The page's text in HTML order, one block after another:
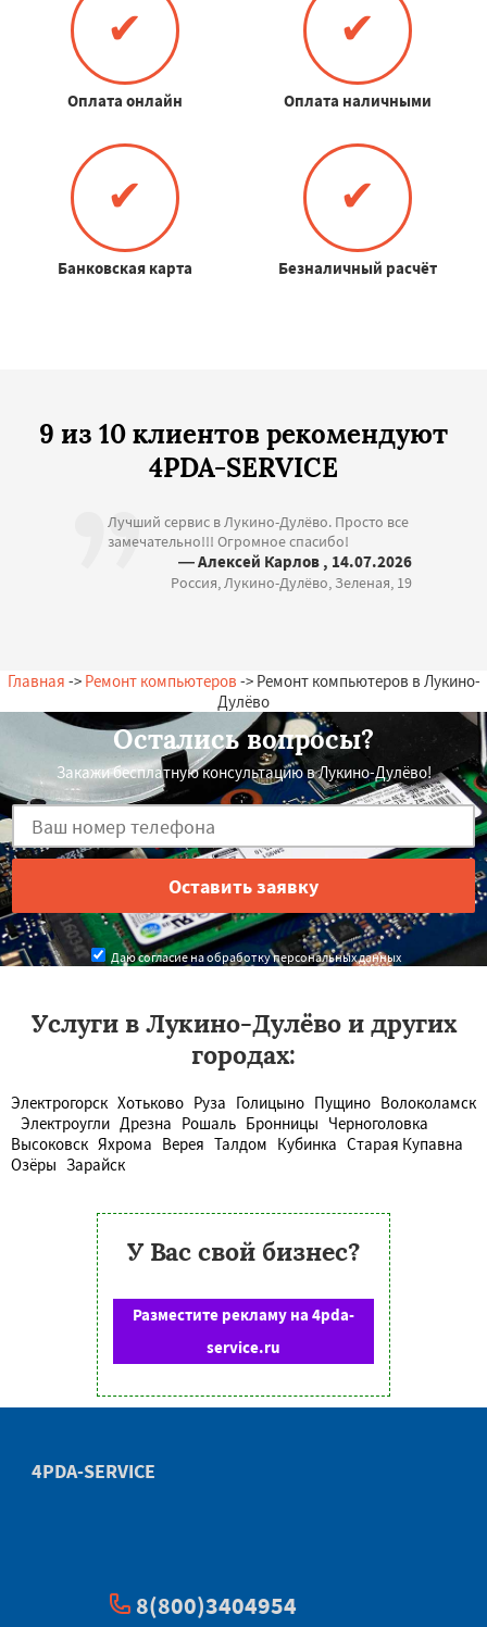
✔
Оплата онлайн
✔
Оплата наличными
✔
Банковская карта
✔
Безналичный расчёт
9 из 10 клиентов рекомендуют
4PDA-SERVICE
Лучший сервис в Лукино-Дулёво. Просто все
замечательно!!! Огромное спасибо!
— Алексей Карлов , 14.07.2026
Россия, Лукино-Дулёво, Зеленая, 19
Главная -> Ремонт компьютеров -> Ремонт компьютеров в Лукино-
Дулёво
Остались вопросы?
Закажи бесплатную консультацию в Лукино-Дулёво!
Даю согласие на обработку персональных данных
Услуги в Лукино-Дулёво и других
городах:
Электрогорск Хотьково Руза Голицыно Пущино Волоколамск
Электроугли Дрезна Рошаль Бронницы Черноголовка
Высоковск Яхрома Верея Талдом Кубинка Старая Купавна
Озёры Зарайск
У Вас свой бизнес?
Разместите рекламу на 4pda-
service.ru
4PDA-SERVICE
8(800)3404954